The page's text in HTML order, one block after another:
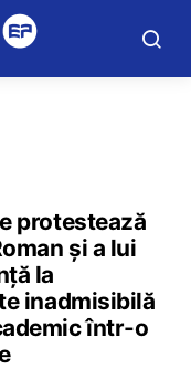
protestează
și a lui
la
inadmisibilă
într-o